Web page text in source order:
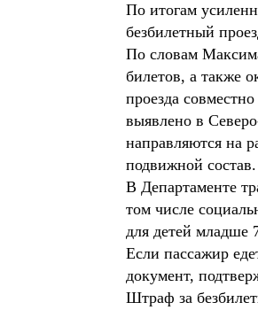
По итогам
безбилетный
По словам
билетов, а также
проезда
выявлено в
направляются на
подвижной состав.
В Департаменте
том числе
для детей младше
Если пассажир
документ,
Штраф за